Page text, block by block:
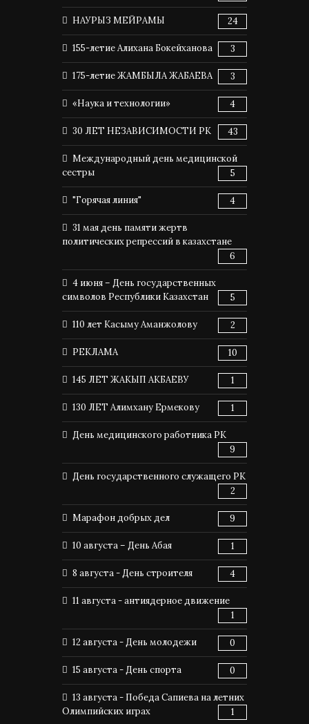
НАУРЫЗ МЕЙРАМЫ 24
155-летие Алихана Бокейханова 3
175-летие ЖАМБЫЛА ЖАБАЕВА 3
«Наука и технологии» 4
30 ЛЕТ НЕЗАВИСИМОСТИ РК 43
Международный день медицинской
сестры
5
"Горячая линия" 4
31 мая день памяти жертв
политических репрессий в казахстане
6
4 июня – День государственных
символов Республики Казахстан
5
110 лет Касыму Аманжолову 2
РЕКЛАМА 10
145 ЛЕТ ЖАКЫП АКБАЕВУ 1
130 ЛЕТ Алимхану Ермекову 1
День медицинского работника РК
9
День государственного служащего РК
2
Марафон добрых дел 9
10 августа – День Абая 1
8 августа - День строителя 4
11 августа - антиядерное движение
1
12 августа - День молодежи 0
15 августа - День спорта 0
13 августа - Победа Сапиева на летних
Олимпийских играх
1